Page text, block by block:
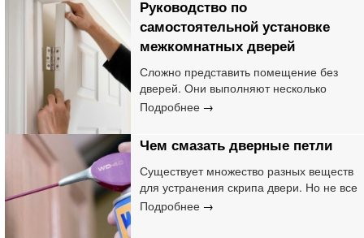
необходимо качественную продукцию,
ценовая политика которой может
достигать даже половины цены главного
дополнительные элементы испортят
отличное впечатление от дорогих
полотен!
Руководство по
самостоятельной установке
межкомнатных дверей
Сложно представить помещение без
дверей. Они выполняют несколько
важных функций одновременно: служат
разделяют помещения на отдельные
зоны и дополняют интерьер,
соответствуя выбранному стилю.
Подробнее
Чем смазать дверные петли
Существует множество разных веществ
для устранения скрипа двери. Но не все
подходят для качественного решения
Подробнее